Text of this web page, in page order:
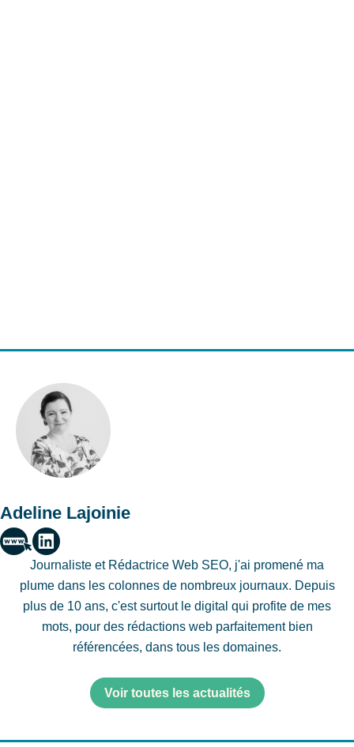
Adeline Lajoinie
Journaliste et Rédactrice Web SEO, j'ai promené ma
plume dans les colonnes de nombreux journaux. Depuis
plus de 10 ans, c'est surtout le digital qui profite de mes
mots, pour des rédactions web parfaitement bien
référencées, dans tous les domaines.
Voir toutes les actualités